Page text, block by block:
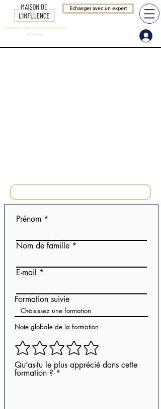
Echanger avec un expert
La première agence de micro-influence
de France
Prénom
Nom de famille
E-mail
Formation suivie
Note globale de la formation
Qu’as-tu le plus apprécié dans cette
formation ?